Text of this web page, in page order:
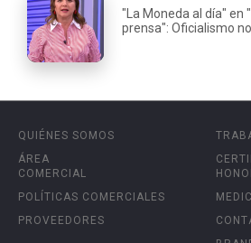
"La Moneda al día" en
prensa": Oficialismo
QUIÉNES SOMOS
ÁREA
COMERCIAL
POLÍTICAS COMERCIALES
PROVEEDORES